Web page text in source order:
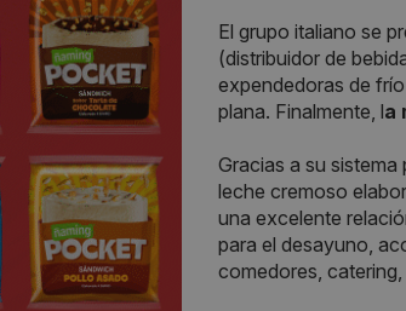
El grupo italiano se
(distribuidor de
expendedoras de
plana. Finalmente, la
Gracias a su sistema
leche cremoso
una excelente
para el desayuno,
comedores,